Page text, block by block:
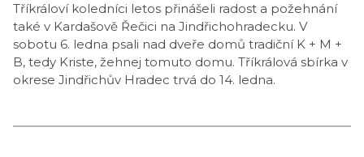
Tříkráloví koledníci letos přinášeli radost a požehnání
také v Kardašově Řečici na Jindřichohradecku. V
sobotu 6. ledna psali nad dveře domů tradiční K + M +
B, tedy Kriste, žehnej tomuto domu. Tříkrálová sbírka v
okrese Jindřichův Hradec trvá do 14. ledna.